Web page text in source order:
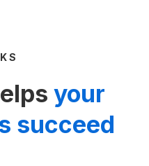
your
succeed